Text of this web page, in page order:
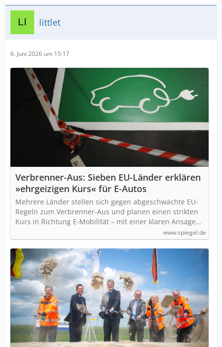
littlet
6. Juni 2026 um 15:17
Verbrenner-Aus: Sieben EU-Länder erklären
»ehrgeizigen Kurs« für E-Autos
Mehrere Länder stellen sich gegen abgeschwächte EU-
Regeln zum Verbrenner-Aus und planen einen strikten
Kurs in Richtung E-Mobilität – mit einer klaren Ansage…
www.spiegel.de